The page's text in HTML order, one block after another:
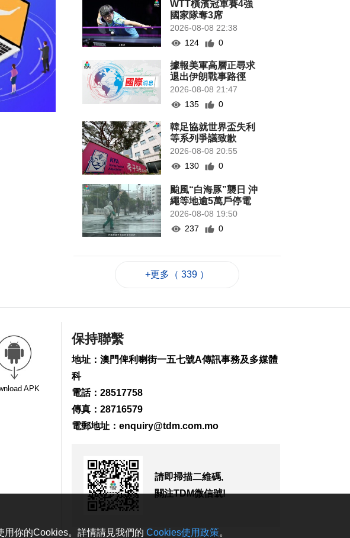
WTT橫濱冠軍賽4強
國家隊奪3席
2026-08-08 22:38
124
0
據報美軍高層正尋求
退出伊朗戰事路徑
2026-08-08 21:47
135
0
韓足協就世界盃失利
等系列爭議致歉
2026-08-08 20:55
130
0
颱風“白海豚”襲日 沖
繩等地逾5萬戶停電
2026-08-08 19:50
237
0
素
161
0
348
日元
2026-08-08 17:30
145
0
甄別近2.5萬惡意帖文
+更多（ 339 ）
APK
保持聯繫
地址：澳門俾利喇街一五七號A傳訊事務及多媒體
科
電話：28517758
傳真：28716579
電郵地址： enquiry@tdm.com.mo
請即掃描二維碼,
關注TDM微信號!
你的Cookies。詳情請見我們的 Cookies使用政策。